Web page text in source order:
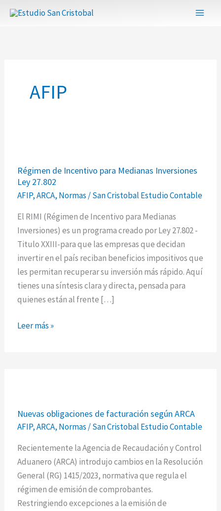
AFIP
Régimen de Incentivo para Medianas Inversiones
Ley 27.802
AFIP,ARCA, Normas /San Cristobal Estudio Contable
El RIMI (Régimen de Incentivo para Medianas
Inversiones) es un programa creado por Ley 27.802 -
Titulo XXIII-para que las empresas que decidan
invertir en el país reciban beneficios impositivos que
les permitan recuperar su inversión más rápido. Aquí
tienes una síntesis clara y directa, pensada para
quienes están al frente […]
de
Incentivo
para
Medianas
Inversiones
Ley
27.802
Leer más »
Nuevas obligaciones de facturación según ARCA
AFIP,ARCA, Normas /San Cristobal Estudio Contable
Recientemente la Agencia de Recaudación y Control
Aduanero (ARCA) introdujo cambios en la Resolución
General (RG) 1415/2023, normativa que regula el
régimen de emisión de comprobantes.
Restringiendo excepciones a la emisión de
obligaciones
de
facturación
según
ARCA